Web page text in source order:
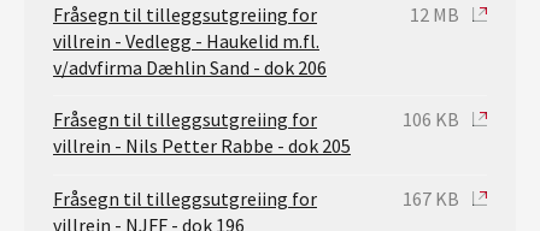
Fråsegn til tilleggsutgreiing for
villrein - Vedlegg - Haukelid m.fl.
v/advfirma Dæhlin Sand - dok 206
12 MB
Fråsegn til tilleggsutgreiing for
villrein - Nils Petter Rabbe - dok 205
106 KB
Fråsegn til tilleggsutgreiing for
villrein - NJFF - dok 196
167 KB